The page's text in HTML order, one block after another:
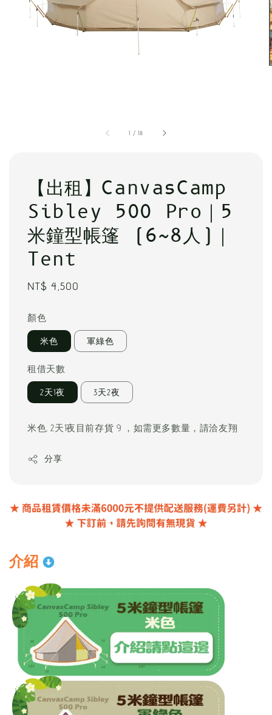
1 /18
【出租】CanvasCamp
Sibley 500 Pro｜5
米鐘型帳篷 (6~8人)｜
Tent
Regular
NT$ 4,500
顏色
米色 軍綠色
租借天數
2天1夜 3天2夜
米色, 2天1夜目前存貨 9 ，如需更多數量，請洽友翔
分享
介紹